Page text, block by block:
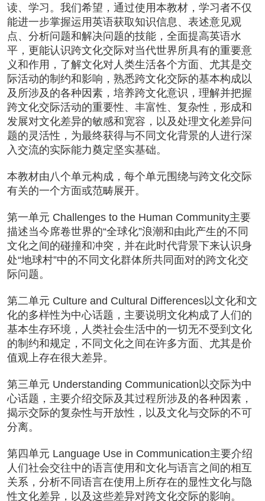
读、学习。我们希望，通过使用本教材，学习者不仅
能进一步掌握运用英语获取知识信息、表述意见观
点、分析问题和解决问题的技能，全面提高英语水
平，更能认识跨文化交际对当代世界所具有的重要意
义和作用，了解文化对人类生活各个方面、尤其是交
际活动的制约和影响，熟悉跨文化交际的基本构成以
及所涉及的各种因素，培养跨文化意识，理解并把握
跨文化交际活动的重要性、丰富性、复杂性，形成和
发展对文化差异的敏感和宽容，以及处理文化差异问
题的灵活性，为最终获得与不同文化背景的人进行深
入交流的实际能力奠定坚实基础。
本教材由八个单元构成，每个单元围绕与跨文化交际
有关的一个方面或范畴展开。
第一单元 Challenges to the Human Community主要
描述当今席卷世界的“全球化”浪潮和由此产生的不同
文化之间的碰撞和冲突，并在此时代背景下来认识身
处“地球村”中的不同文化群体所共同面对的跨文化交
际问题。
第二单元 Culture and Cultural Differences以文化和文
化的多样性为中心话题，主要说明文化构成了人们的
基本生存环境，人类社会生活中的一切无不受到文化
的制约和规定，不同文化之间在许多方面、尤其是价
值观上存在很大差异。
第三单元 Understanding Communication以交际为中
心话题，主要介绍交际及其过程所涉及的各种因素，
揭示交际的复杂性与开放性，以及文化与交际的不可
分离。
第四单元 Language Use in Communication主要介绍
人们社会交往中的语言使用和文化与语言之间的相互
关系，分析不同语言在使用上所存在的显性文化与隐
性文化差异，以及这些差异对跨文化交际的影响。